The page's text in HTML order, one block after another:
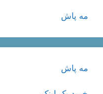
مه پاش
مه پاش